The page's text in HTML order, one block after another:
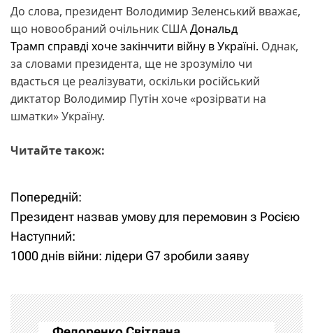
До слова, президент Володимир Зеленський вважає,
що новообраний очільник СШАДональд
Трамп справді хоче закінчити війну в Україні. Однак,
за словами президента, ще не зрозуміло чи
вдасться це реалізувати, оскільки російський
диктатор Володимир Путін хоче «розірвати на
шматки» Україну.
Читайте також:
Н
а
в
і
г
Попередній:
Президент назвав умову для перемовин з Росією
Наступний:
1000 днів війни: лідери G7 зробили заяву